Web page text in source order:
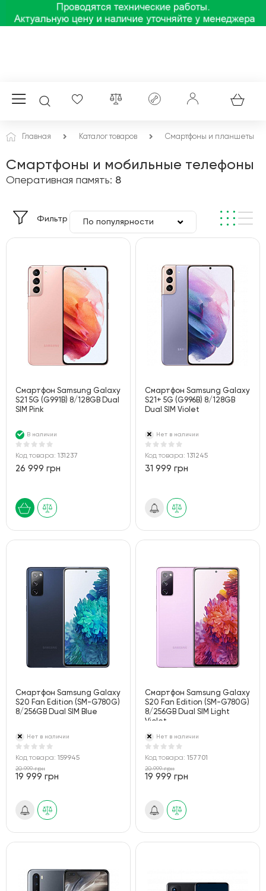
Главная Каталог товаров Смартфоны и планшеты
Смартфоны и мобильные телефоны
Оперативная память: 8
Фильтр
По алфавиту
По популярности
Смартфон Samsung Galaxy
S21 5G (G991B) 8/128GB Dual
SIM Pink
В наличии
Код товара: 131237
26 999 грн
Смартфон Samsung Galaxy
S21+ 5G (G996B) 8/128GB
Dual SIM Violet
Нет в наличии
Код товара:131245
31 999 грн
Смартфон Samsung Galaxy
S20 Fan Edition (SM-G780G)
8/256GB Dual SIM Blue
Нет в наличии
Код товара: 159945
20 999 грн
19 999 грн
Смартфон Samsung Galaxy
S20 Fan Edition (SM-G780G)
8/256GB Dual SIM Light
Violet
Нет в наличии
Код товара:157701
20 999 грн
19 999 грн